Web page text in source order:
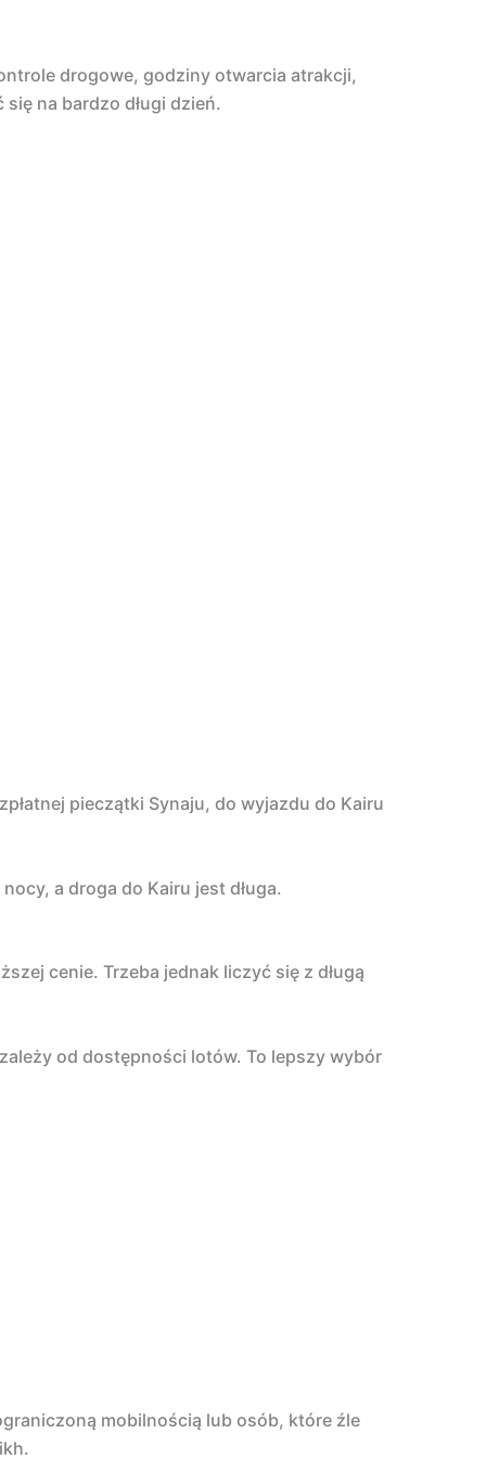
drogowe, godziny otwarcia atrakcji,
na bardzo długi dzień.
pieczątki Synaju, do wyjazdu do Kairu
a droga do Kairu jest długa.
cenie. Trzeba jednak liczyć się z długą
od dostępności lotów. To lepszy wybór
mobilnością lub osób, które źle